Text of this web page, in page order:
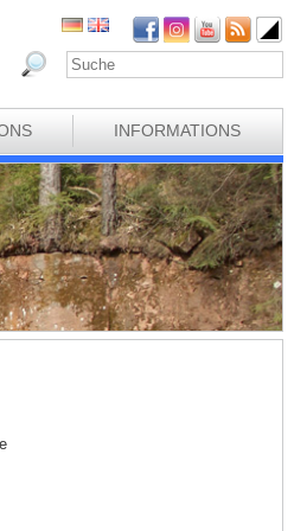
INFORMATIONS